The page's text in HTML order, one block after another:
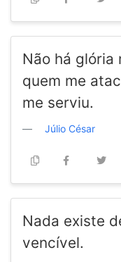
Não há glória
quem me
me serviu.
Júlio César
Nada existe
vencível.